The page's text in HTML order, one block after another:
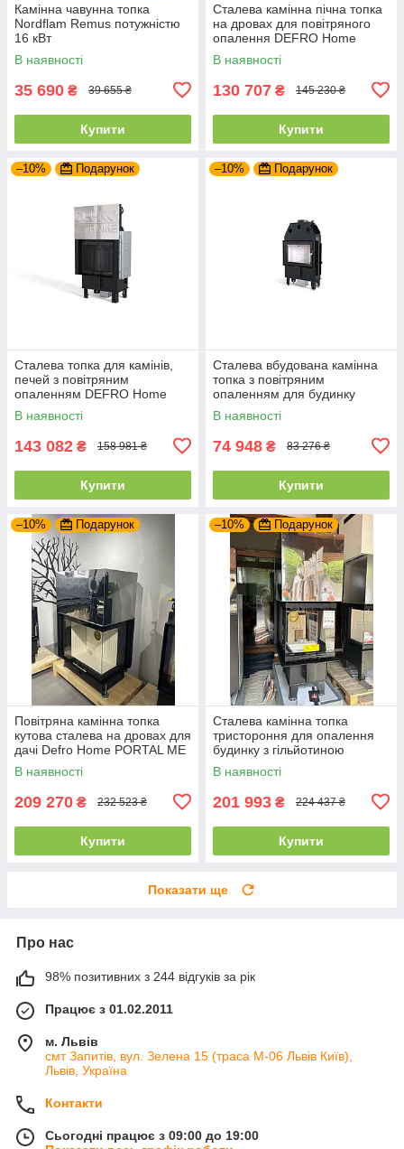
Камінна чавунна топка
Nordflam Remus потужністю
16 кВт
В наявності
35 690 ₴ 39 655 ₴
Купити
Сталева камінна пічна топка
на дровах для повітряного
опалення DEFRO Home
INTRA SM G
В наявності
130 707 ₴ 145 230 ₴
Купити
–10% Подарунок
Сталева топка для камінів,
печей з повітряним
опаленням DEFRO Home
INTRA SM G (чорний шамот)
з гільйотиною
В наявності
143 082 ₴ 158 981 ₴
Купити
–10% Подарунок
Сталева вбудована камінна
топка з повітряним
опаленням для будинку
DEFRO HOME INTRA SLIM
SM (6 кВт)
В наявності
74 948 ₴ 83 276 ₴
Купити
–10% Подарунок
Повітряна камінна топка
кутова сталева на дровах для
дачі Defro Home PORTAL ME
BL/BP G (12 кВт)
В наявності
209 270 ₴ 232 523 ₴
Купити
–10% Подарунок
Сталева камінна топка
тристороння для опалення
будинку з гільйотиною
DEFRO HOME INTRA XSM U
G (10 кВт)
В наявності
201 993 ₴ 224 437 ₴
Купити
Показати ще
Про нас
98% позитивних з 244 відгуків за рік
Працює з 01.02.2011
м. Львів
смт Запитів, вул. Зелена 15 (траса М-06 Львів Київ),
Львів, Україна
Контакти
Сьогодні працює з 09:00 до 19:00